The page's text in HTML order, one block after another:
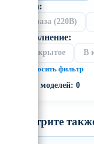
Фаза:
1 фаза (220В)
Исполнение:
Открытое
В
× Сбросить фильтр
Всего моделей: 0
Смотрите